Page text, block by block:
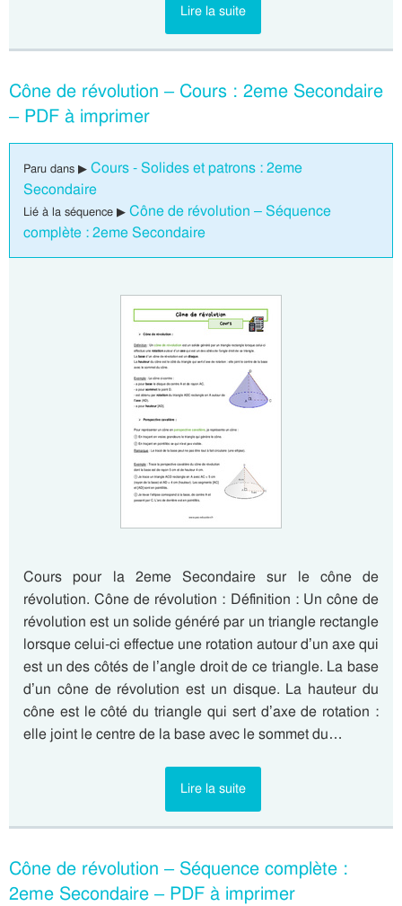
Lire la suite
Cône de révolution – Cours : 2eme Secondaire
– PDF à imprimer
Paru dans ▶ Cours - Solides et patrons : 2eme
Secondaire
Lié à la séquence ▶ Cône de révolution – Séquence
complète : 2eme Secondaire
Cours pour la 2eme Secondaire sur le cône de
révolution. Cône de révolution : Définition : Un cône de
révolution est un solide généré par un triangle rectangle
lorsque celui-ci effectue une rotation autour d’un axe qui
est un des côtés de l’angle droit de ce triangle. La base
d’un cône de révolution est un disque. La hauteur du
cône est le côté du triangle qui sert d’axe de rotation :
elle joint le centre de la base avec le sommet du…
Lire la suite
Cône de révolution – Séquence complète :
2eme Secondaire – PDF à imprimer